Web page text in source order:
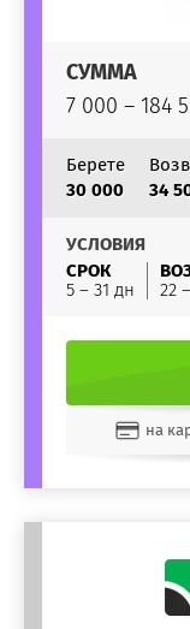
СУММА
7 000 – 184
Берете
30 000
34
УСЛОВИЯ
СРОК
5 – 31 дн
22
на